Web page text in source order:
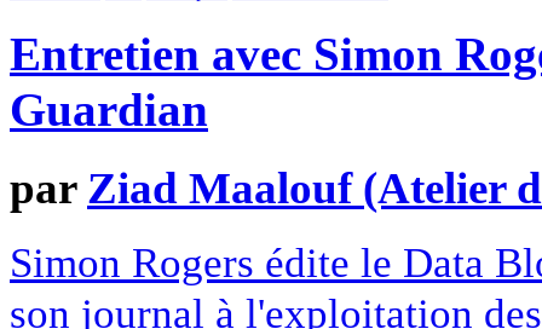
Entretien avec Simon
Guardian
par Ziad Maalouf (Atelier
Simon Rogers édite le Data
son journal à l'exploitation